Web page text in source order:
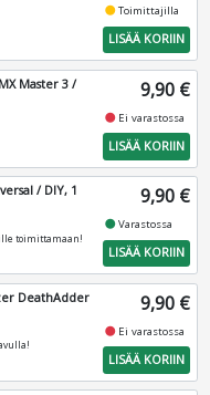
fiber_manual_recordToimittajilla
LISÄÄ KORIIN
Master 3 /
9,90 €
fiber_manual_record Ei varastossa
LISÄÄ KORIIN
/ DIY, 1
toimittamaan!
9,90 €
fiber_manual_recordVarastossa
LISÄÄ KORIIN
DeathAdder
9,90 €
fiber_manual_record Ei varastossa
LISÄÄ KORIIN